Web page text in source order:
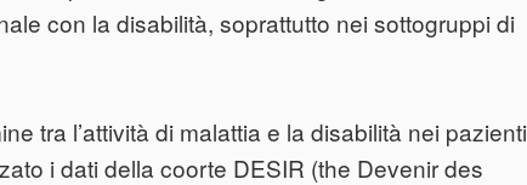
con la disabilità, soprattutto nei sottogruppi di
tra l’attività di malattia e la disabilità nei pazienti
i dati della coorte DESIR (the Devenir des